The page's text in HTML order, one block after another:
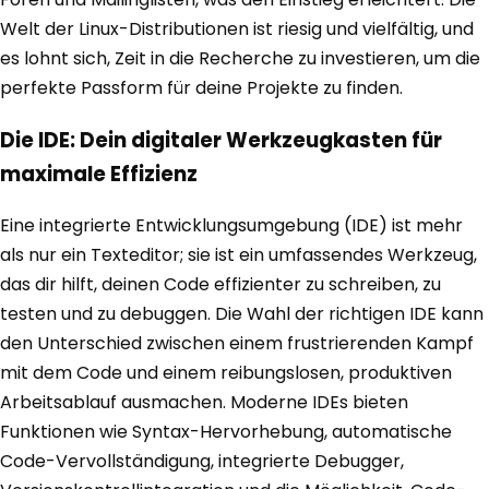
Welt der Linux-Distributionen ist riesig und vielfältig, und
es lohnt sich, Zeit in die Recherche zu investieren, um die
perfekte Passform für deine Projekte zu finden.
Die IDE: Dein digitaler Werkzeugkasten für
maximale Effizienz
Eine integrierte Entwicklungsumgebung (IDE) ist mehr
als nur ein Texteditor; sie ist ein umfassendes Werkzeug,
das dir hilft, deinen Code effizienter zu schreiben, zu
testen und zu debuggen. Die Wahl der richtigen IDE kann
den Unterschied zwischen einem frustrierenden Kampf
mit dem Code und einem reibungslosen, produktiven
Arbeitsablauf ausmachen. Moderne IDEs bieten
Funktionen wie Syntax-Hervorhebung, automatische
Code-Vervollständigung, integrierte Debugger,